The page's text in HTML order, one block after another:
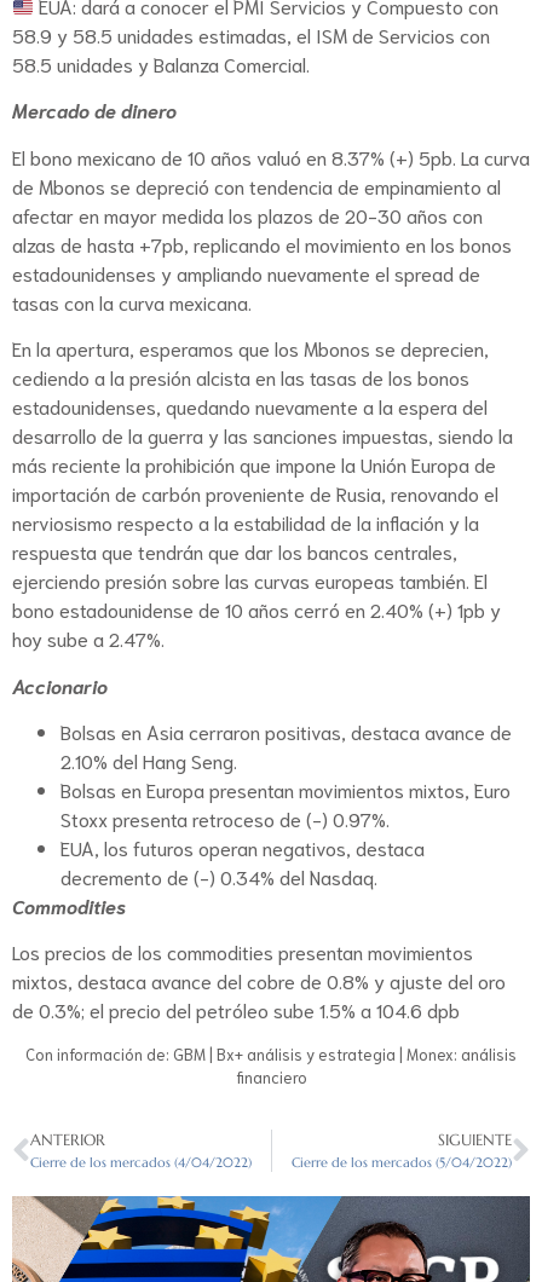
EUA: dará a conocer el PMI Servicios y Compuesto con
58.9 y 58.5 unidades estimadas, el ISM de Servicios con
58.5 unidades y Balanza Comercial.
Mercado de dinero
El bono mexicano de 10 años valuó en 8.37% (+) 5pb. La curva
de Mbonos se depreció con tendencia de empinamiento al
afectar en mayor medida los plazos de 20-30 años con
alzas de hasta +7pb, replicando el movimiento en los bonos
estadounidenses y ampliando nuevamente el spread de
tasas con la curva mexicana.
En la apertura, esperamos que los Mbonos se deprecien,
cediendo a la presión alcista en las tasas de los bonos
estadounidenses, quedando nuevamente a la espera del
desarrollo de la guerra y las sanciones impuestas, siendo la
más reciente la prohibición que impone la Unión Europa de
importación de carbón proveniente de Rusia, renovando el
nerviosismo respecto a la estabilidad de la inflación y la
respuesta que tendrán que dar los bancos centrales,
ejerciendo presión sobre las curvas europeas también. El
bono estadounidense de 10 años cerró en 2.40% (+) 1pb y
hoy sube a 2.47%.
Accionario
Bolsas en Asia cerraron positivas, destaca avance de
2.10% del Hang Seng.
Bolsas en Europa presentan movimientos mixtos, Euro
Stoxx presenta retroceso de (-) 0.97%.
EUA, los futuros operan negativos, destaca
decremento de (-) 0.34% del Nasdaq.
Commodities
Los precios de los commodities presentan movimientos
mixtos, destaca avance del cobre de 0.8% y ajuste del oro
de 0.3%; el precio del petróleo sube 1.5% a 104.6 dpb
Con información de: GBM | Bx+ análisis y estrategia | Monex: análisis
financiero
ANTERIOR
Cierre de los mercados (4/04/2022)
SIGUIENTE
Cierre de los mercados (5/04/2022)